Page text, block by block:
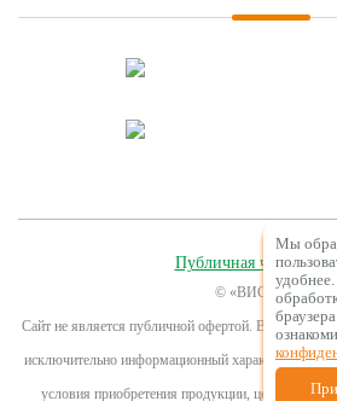
Публичная часть
© «ВИСЛА» 2026
Сайт не является публичной офертой. Все
исключительно информационный характер и не
условия приобретения продукции, цены,
Мы